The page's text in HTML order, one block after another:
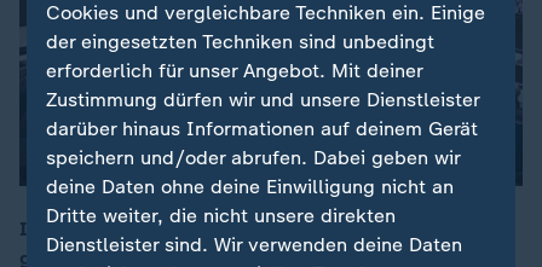
00:04
Israels Parlament hat ein umstrittenes Gesetz
gebilligt, mit dem Tausende von Siedlerwohnungen im
Cookies und vergleichbare Techniken ein. Einige
der eingesetzten Techniken sind unbedingt
erforderlich für unser Angebot. Mit deiner
Zustimmung dürfen wir und unsere Dienstleister
darüber hinaus Informationen auf deinem Gerät
speichern und/oder abrufen. Dabei geben wir
deine Daten ohne deine Einwilligung nicht an
Dritte weiter, die nicht unsere direkten
Dienstleister sind. Wir verwenden deine Daten